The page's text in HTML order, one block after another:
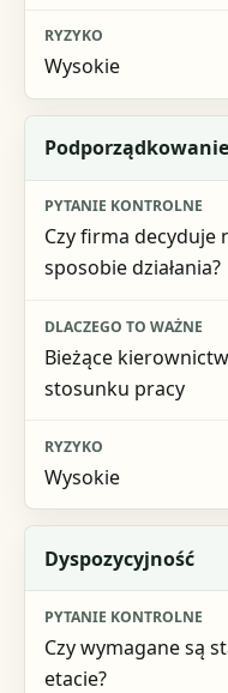
Wysokie
Podporządkowanie
Czy firma decyduje
sposobie działania?
Bieżące
stosunku pracy
Wysokie
Dyspozycyjność
Czy wymagane są
etacie?